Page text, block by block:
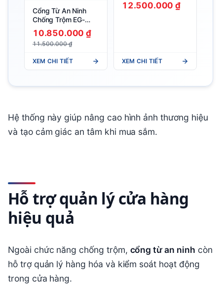
Cổng Từ An Ninh
Chống Trộm EG-
3008M (cổng đơn)
10.850.000 ₫
11.500.000 ₫
XEM CHI TIẾT
12.500.000 ₫
XEM CHI TIẾT
Hệ thống này giúp nâng cao hình ảnh thương hiệu
và tạo cảm giác an tâm khi mua sắm.
Hỗ trợ quản lý cửa hàng
hiệu quả
Ngoài chức năng chống trộm, cổng từ an ninh còn
hỗ trợ quản lý hàng hóa và kiểm soát hoạt động
trong cửa hàng.